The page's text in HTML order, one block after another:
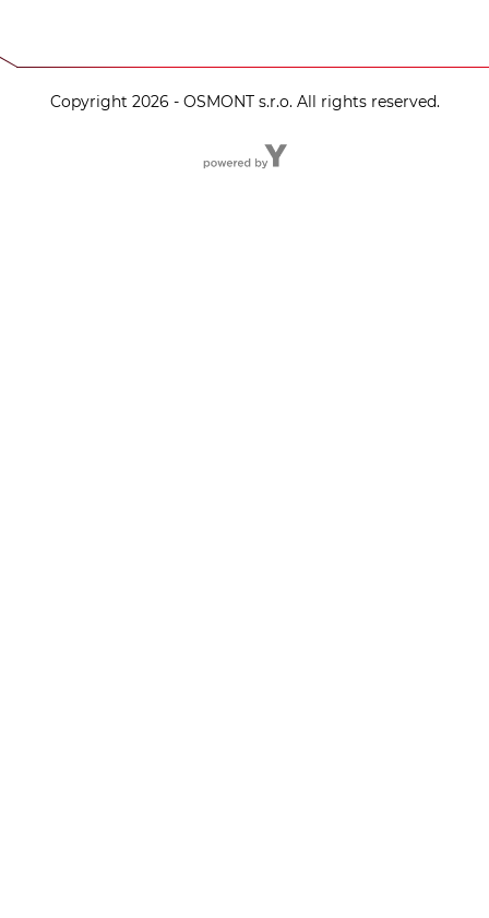
Copyright 2026 - OSMONT s.r.o. All rights reserved.